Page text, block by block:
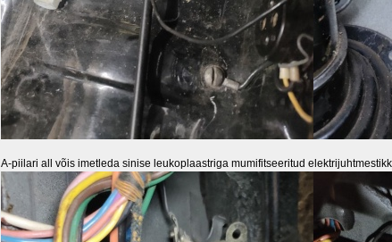
A-piilari all võis imetleda sinise leukoplaastriga mumifitseeritud